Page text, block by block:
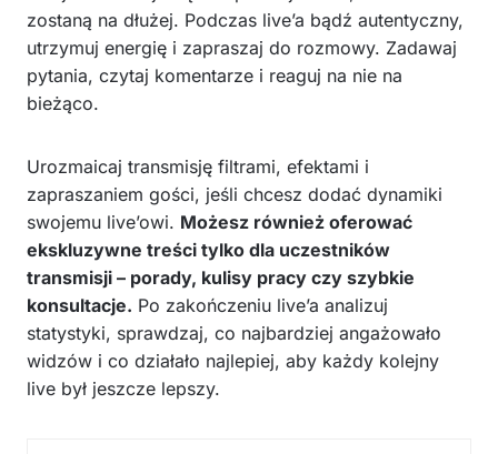
zostaną na dłużej. Podczas live’a bądź autentyczny,
utrzymuj energię i zapraszaj do rozmowy. Zadawaj
pytania, czytaj komentarze i reaguj na nie na
bieżąco.
Urozmaicaj transmisję filtrami, efektami i
zapraszaniem gości, jeśli chcesz dodać dynamiki
swojemu live’owi. Możesz również oferować
ekskluzywne treści tylko dla uczestników
transmisji – porady, kulisy pracy czy szybkie
konsultacje. Po zakończeniu live’a analizuj
statystyki, sprawdzaj, co najbardziej angażowało
widzów i co działało najlepiej, aby każdy kolejny
live był jeszcze lepszy.